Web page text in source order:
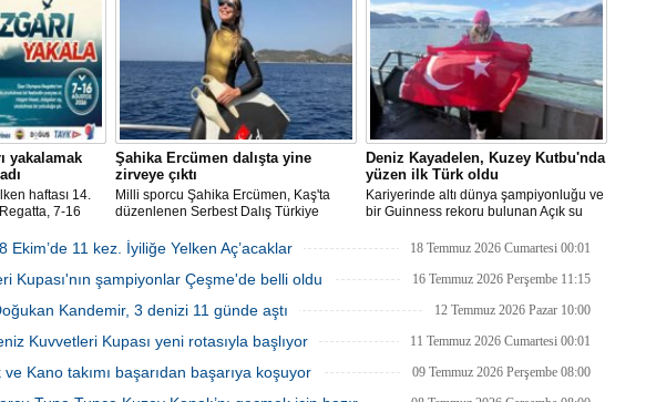
madalya kazandı.
yakalamak
haftası 14.
7-16
Şahika Ercümen dalışta yine
zirveye çıktı
Milli sporcu Şahika Ercümen, Kaş'ta
düzenlenen Serbest Dalış Türkiye
kategorisinde 68 metre dalış yaparak
şampiyon oldu.
Deniz Kayadelen, Kuzey Kutbu'nda
yüzen ilk Türk oldu
Kariyerinde altı dünya şampiyonluğu ve
bir Guinness rekoru bulunan Açık su
sıcaklıktaki Arktik sularda 1200 metre
oldu.
Ekim’de 11 kez. İyiliğe Yelken Aç’acaklar 18 Temmuz 2026 Cumartesi 00:01
Kupası'nın şampiyonlar Çeşme'de belli oldu 16 Temmuz 2026 Perşembe 11:15
Kandemir, 3 denizi 11 günde aştı 12 Temmuz 2026 Pazar 10:00
Kuvvetleri Kupası yeni rotasıyla başlıyor 11 Temmuz 2026 Cumartesi 00:01
Kano takımı başarıdan başarıya koşuyor 09 Temmuz 2026 Perşembe 08:00